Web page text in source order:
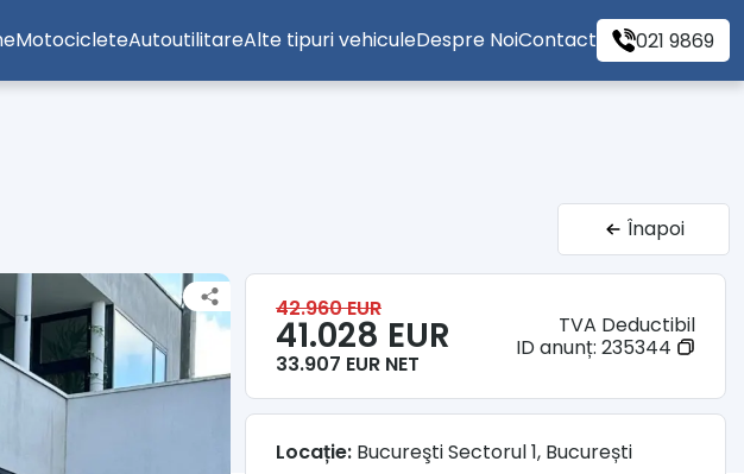
MotocicleteAutoutilitareAlte tipuri vehiculeDespre NoiContact 021 9869
Înapoi
42.960 EUR
41.028 EUR
33.907 EUR NET
TVA Deductibil
ID anunț: 235344
Locație: Bucureşti Sectorul 1, București